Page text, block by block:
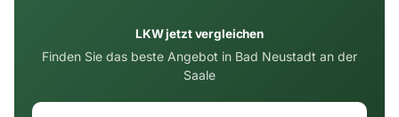
LKW jetzt vergleichen
Finden Sie das beste Angebot in Bad Neustadt an der
Saale